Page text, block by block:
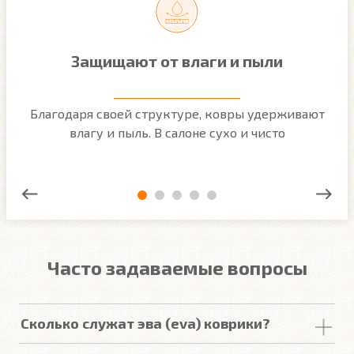
Защищают от влаги и пыли
Благодаря своей структуре, ковры удерживают
влагу и пыль. В салоне сухо и чисто
Часто задаваемые вопросы
Сколько служат эва (eva) коврики?